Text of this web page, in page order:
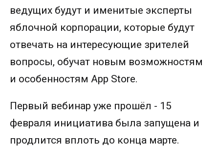
ведущих будут и именитые эксперты
яблочной корпорации, которые будут
отвечать на интересующие зрителей
вопросы, обучат новым возможностям
и особенностям App Store.
Первый вебинар уже прошёл - 15
февраля инициатива была запущена и
продлится вплоть до конца марте.